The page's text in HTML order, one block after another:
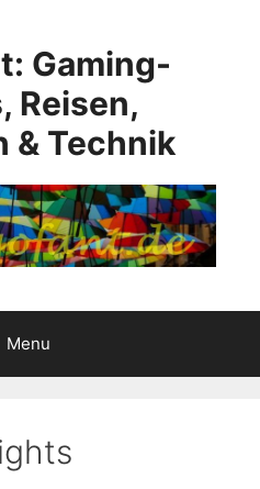
Gaming-
Reisen,
& Technik
Menu